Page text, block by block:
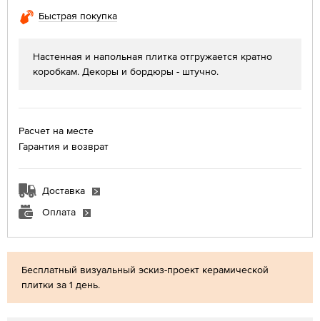
Бесплатный визуальный эскиз-проект керамической
плитки за 1 день.
Быстрая покупка
Настенная и напольная плитка отгружается кратно
коробкам. Декоры и бордюры - штучно.
Расчет на месте
Гарантия и возврат
Доставка
Оплата